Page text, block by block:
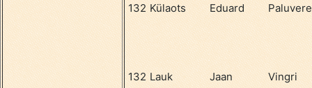
132 Külaots Eduard Paluvere
132 Lauk Jaan Vingri